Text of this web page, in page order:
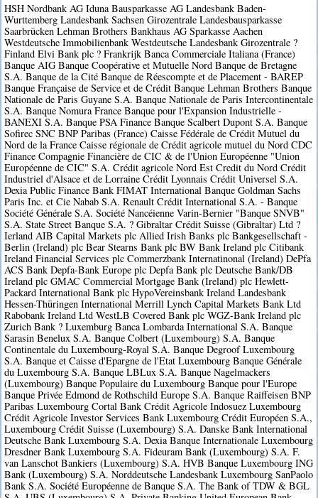
HSH Nordbank AG Iduna Bausparkasse AG Landesbank Baden-
Wurttemberg Landesbank Sachsen Girozentrale Landesbausparkasse
Saarbrücken Lehman Brothers Bankhaus AG Sparkasse Aachen
Westdeutsche Immobilienbank Westdeutsche Landesbank Girozentrale ?
Finland Elvi Bank plc ? Frankrijk Banca Commerciale Italiana (France)
Banque AIG Banque Coopérative et Mutuelle Nord Banque de Bretagne
S.A. Banque de la Cité Banque de Réescompte et de Placement - BAREP
Banque Française de Service et de Crédit Banque Lehman Brothers Banque
Nationale de Paris Guyane S.A. Banque Nationale de Paris Intercontinentale
S.A. Banque Nomura France Banque pour l'Expansion Industrielle -
BANEXI S.A. Banque PSA Finance Banque Scalbert Dupont S.A. Banque
Sofirec SNC BNP Paribas (France) Caisse Fédérale de Crédit Mutuel du
Nord de la France Caisse régionale de Crédit agricole mutuel du Nord CDC
Finance Compagnie Financière de CIC & de l'Union Européenne "Union
Européenne de CIC" S.A. Crédit agricole Nord Est Credit du Nord Crédit
Industriel d'Alsace et de Lorraine Crédit Lyonnais Crédit Universel S.A.
Dexia Public Finance Bank FIMAT International Banque Goldman Sachs
Paris Inc. et Cie Nabab S.A. Renault Crédit International S.A. - Banque
Société Générale S.A. Société Nancéienne Varin-Bernier "Banque SNVB"
S.A. State Street Banque S.A. ? Gibraltar Crédit Suisse (Gibraltar) Ltd ?
Ierland AIB Capital Markets plc Allied Irish Banks plc Bankgesellschaft -
Berlin (Ireland) plc Bear Stearns Bank plc BW Bank Ireland plc Citibank
Ireland Financial Services plc Commerzbank Internatinonal (Ireland) DePfa
ACS Bank Depfa-Bank Europe plc Depfa Bank plc Deutsche Bank/DB
Ireland plc GMAC Commercial Mortgage Bank (Ireland) plc Hewlett-
Packard International Bank plc HypoVereinsbank Ireland Landesbank
Hessen-Thüringen International Merrill Lynch Capital Markets Bank Ltd
Rabobank Ireland Ltd WestLB Covered Bank plc WGZ-Bank Ireland plc
Zurich Bank ? Luxemburg Banca Lombarda International S.A. Banque
Sarasin Benelux S.A. Banque Colbert (Luxembourg) S.A. Banque
Continentale du Luxembourg-Royal S.A. Banque Degroof Luxembourg
S.A. Banque et Caisse d'Epargne de l'Etat Luxembourg Banque Générale
du Luxembourg S.A. Banque LBLux S.A. Banque Nagelmackers
(Luxembourg) Banque Populaire du Luxembourg Banque pour l'Europe
Banque Privée Edmond de Rothschild Europe S.A. Banque Raiffeisen BNP
Paribas Luxembourg Cortal Bank Crédit Agricole Indosuez Luxembourg
Crédit Agricole Investor Services Bank Luxembourg Crédit Européen S.A.,
Luxembourg Crédit Suisse (Luxembourg) S.A. Danske Bank International
Deutsche Bank Luxembourg S.A. Dexia Banque Internationale Luxembourg
Dresdner Bank Luxembourg S.A. Fideuram Bank (Luxembourg) S.A. F.
van Lanschot Bankiers (Luxembourg) S.A. HVB Banque Luxembourg ING
Bank (Luxembourg) S.A. Norddeutsche Landesbank Luxembourg SanPaolo
Bank S.A. Société Européenne de Banque S.A. The Bank of TDW & BGL